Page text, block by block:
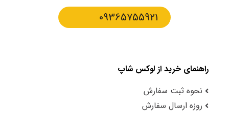
09365755921
راهنمای خرید از لوکس شاپ
نحوه ثبت سفارش
روزه ارسال سفارش